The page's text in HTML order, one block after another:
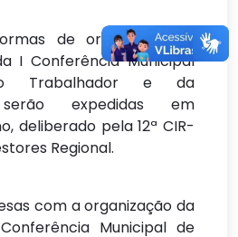
de organização e
I Conferência Municipal
Trabalhador e da
serão expedidas em
deliberado pela 12ª CIR-
Regional.
com a organização da
Municipal de